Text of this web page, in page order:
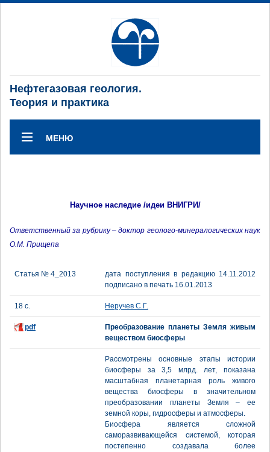
Нефтегазовая геология.
Теория и практика
МЕНЮ
Научное наследие /идеи ВНИГРИ/
Ответственный за рубрику – доктор геолого-минералогических наук
О.М. Прищепа
Статья № 4_2013
дата поступления в редакцию 14.11.2012
подписано в печать 16.01.2013
18 с. Неручев С.Г.
pdf
Преобразование планеты Земля живым
веществом биосферы
Рассмотрены основные этапы истории
биосферы за 3,5 млрд. лет, показана
масштабная планетарная роль живого
вещества биосферы в значительном
преобразовании планеты Земля – ее
земной коры, гидросферы и атмосферы.
Биосфера является сложной
саморазвивающейся системой, которая
постепенно создавала более